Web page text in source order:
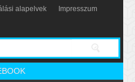
alapelvek Impresszum